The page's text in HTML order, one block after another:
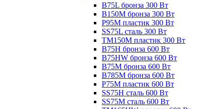
B75L бронза 300 Вт
B150M бронза 300 Вт
P95M пластик 300 Вт
SS75L сталь 300 Вт
TM150M пластик 300 Вт
B75H бронза 600 Вт
B75HW бронза 600 Вт
B75M бронза 600 Вт
B785M бронза 600 Вт
P75M пластик 600 Вт
SS75H сталь 600 Вт
SS75M сталь 600 Вт